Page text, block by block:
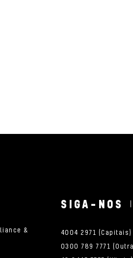
&
SIGA-NOS
4004 2971 (Capitais)
0300 789 7771